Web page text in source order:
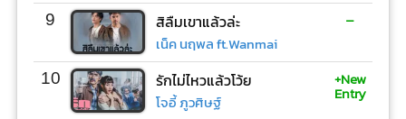
9 สิลืมเขาแล้วล่ะ
เน็ค นฤพล ft.Wanmai
-
10 รักไม่ไหวแล้วโว้ย
โจอี้ ภูวศิษฐ์
+New
Entry